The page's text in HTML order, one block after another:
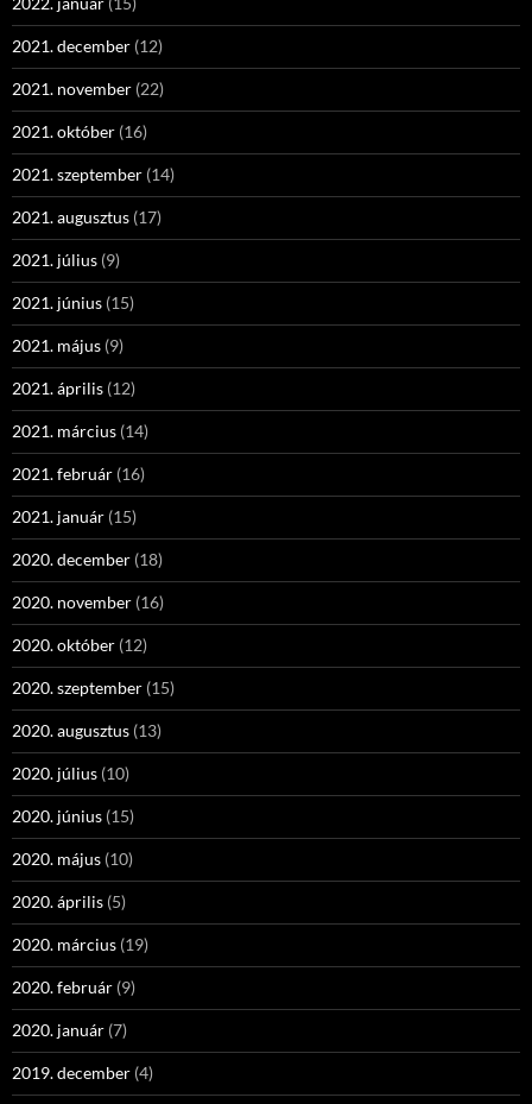
2021. december (12)
2021. november (22)
2021. október (16)
2021. szeptember (14)
2021. augusztus (17)
2021. július (9)
2021. június (15)
2021. május (9)
2021. április (12)
2021. március (14)
2021. február (16)
2021. január (15)
2020. december (18)
2020. november (16)
2020. október (12)
2020. szeptember (15)
2020. augusztus (13)
2020. július (10)
2020. június (15)
2020. május (10)
2020. április (5)
2020. március (19)
2020. február (9)
2020. január (7)
2019. december (4)